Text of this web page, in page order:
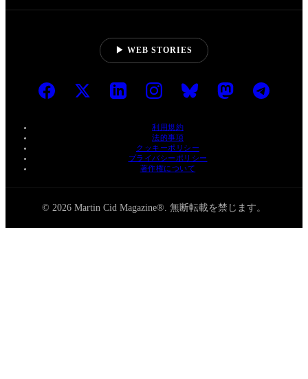
▶ WEB STORIES
利用規約
法的事項
クッキーポリシー
プライバシーポリシー
著作権について
© 2026 Martin Cid Magazine®. 無断転載を禁じます。